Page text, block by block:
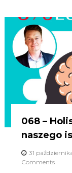
068 –
naszego
31
Comments